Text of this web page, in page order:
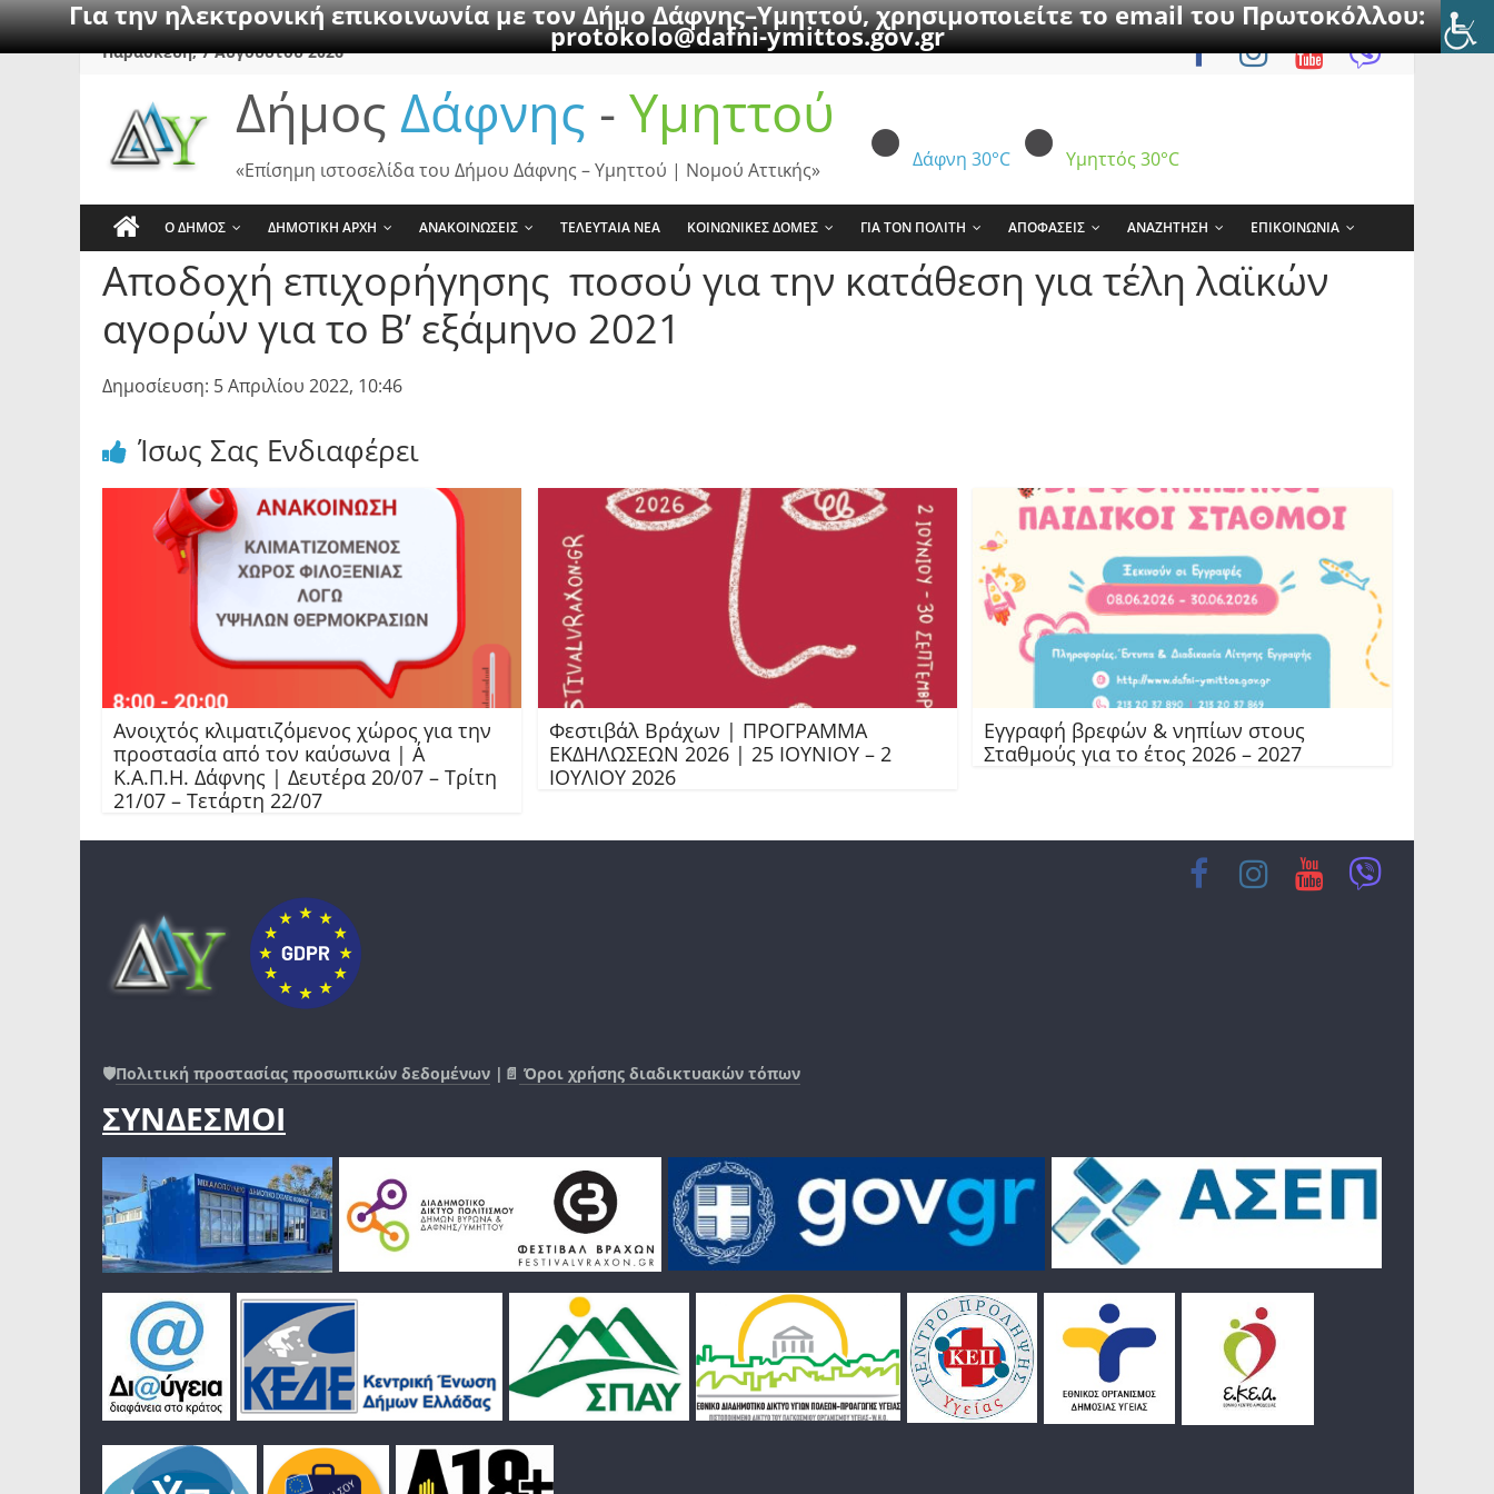
Για την ηλεκτρονική επικοινωνία με τον Δήμο Δάφνης–Υμηττού, χρησιμοποιείτε το email του Πρωτοκόλλου:
protokolo@dafni-ymittos.gov.gr
SkipΠαρασκευή, 7 Αυγούστου 2026
Δήμος Δάφνης - Υμηττού
Δάφνη 30°C Υμηττός 30°C
«Επίσημη ιστοσελίδα του Δήμου Δάφνης – Υμηττού | Νομού Αττικής»
Ο ΔΗΜΟΣ ΔΗΜΟΤΙΚΗ ΑΡΧΗ ΑΝΑΚΟΙΝΩΣΕΙΣ ΤΕΛΕΥΤΑΙΑ ΝΕΑ ΚΟΙΝΩΝΙΚΕΣ ΔΟΜΕΣ ΓΙΑ ΤΟΝ ΠΟΛΙΤΗ ΑΠΟΦΑΣΕΙΣ ΑΝΑΖΗΤΗΣΗ ΕΠΙΚΟΙΝΩΝΙΑ
Αποδοχή επιχορήγησης ποσού για την κατάθεση για τέλη λαϊκών
αγορών για το Β’ εξάμηνο 2021
Δημοσίευση: 5 Απριλίου 2022, 10:46
Ίσως Σας Ενδιαφέρει
Ανοιχτός κλιματιζόμενος χώρος για την
προστασία από τον καύσωνα | Α΄
Κ.Α.Π.Η. Δάφνης | Δευτέρα 20/07 – Τρίτη
21/07 – Τετάρτη 22/07
Φεστιβάλ Βράχων | ΠΡΟΓΡΑΜΜΑ
ΕΚΔΗΛΩΣΕΩΝ 2026 | 25 ΙΟΥΝΙΟΥ – 2
ΙΟΥΛΙΟΥ 2026
Εγγραφή βρεφών & νηπίων στους
Σταθμούς για το έτος 2026 – 2027
🛡️Πολιτική προστασίας προσωπικών δεδομένων |📄 Όροι χρήσης διαδικτυακών τόπων
ΣΥΝΔΕΣΜΟΙ